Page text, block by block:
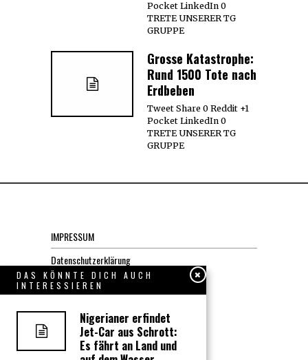
Pocket LinkedIn 0
TRETE UNSERER TG
GRUPPE
Grosse Katastrophe:
Rund 1500 Tote nach
Erdbeben
Tweet Share 0 Reddit +1
Pocket LinkedIn 0
TRETE UNSERER TG
GRUPPE
IMPRESSUM
Datenschutzerklärung
KONTAKT
DAS KÖNNTE DICH AUCH
INTERESSIEREN
Nigerianer erfindet
Jet-Car aus Schrott:
Es fährt an Land und